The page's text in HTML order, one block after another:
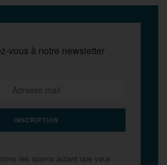
vous à notre newsletter
les spams autant que vous